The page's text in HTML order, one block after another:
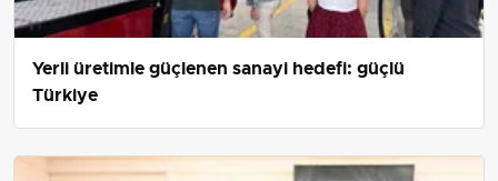
Yerli üretimle güçlenen sanayi hedefi: güçlü
Türkiye